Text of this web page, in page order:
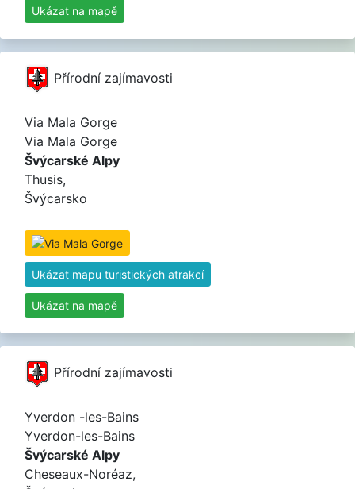
Ukázat na mapě
Přírodní zajímavosti
Via Mala Gorge
Via Mala Gorge
Švýcarské Alpy
Thusis,
Švýcarsko
Ukázat mapu turistických atrakcí
Ukázat na mapě
Přírodní zajímavosti
Yverdon -les-Bains
Yverdon-les-Bains
Švýcarské Alpy
Cheseaux-Noréaz,